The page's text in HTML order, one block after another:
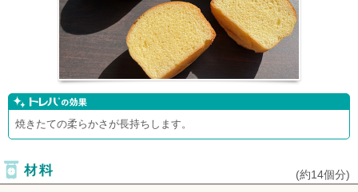
焼きたての柔らかさが長持ちします。
(約14個分)